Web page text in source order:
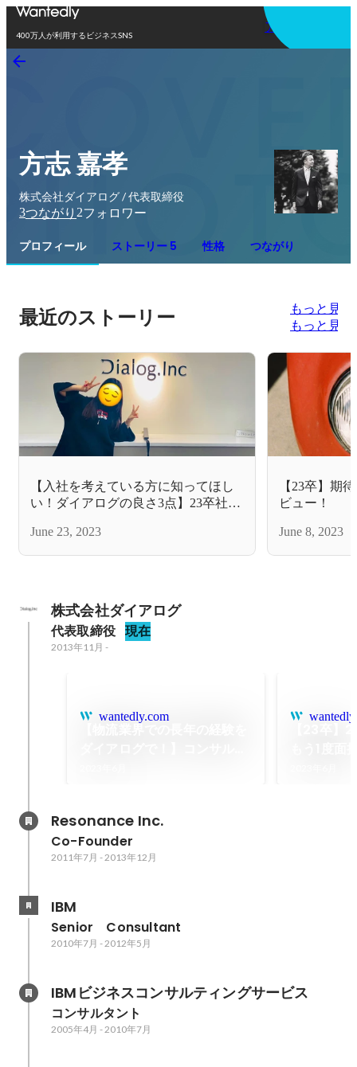
400万人が利用するビジネスSNS
アプリを使う
方志 嘉孝
株式会社ダイアログ / 代表取締役
3つながり 2フォロワー
プロフィール ストーリー 5 性格 つながり
最近のストーリー
もっと見る
もっと見る
【入社を考えている方に知ってほし
い！ダイアログの良さ3点】23卒社員
June 23, 2023
【23卒】期
ビュー！
June 8, 2023
株式会社ダイアログ
代表取締役 現在
2013年11月 -
wantedly.com
Resonance Inc.
Co-Founder
2011年7月 - 2013年12月
IBM
Senior　Consultant
2010年7月 - 2012年5月
IBMビジネスコンサルティングサービス
コンサルタント
2005年4月 - 2010年7月